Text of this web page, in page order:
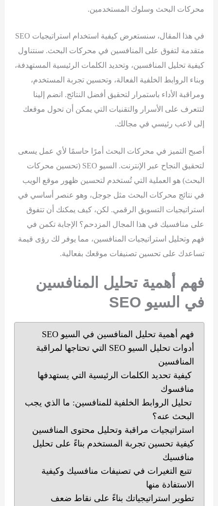
محركات البحث وسلوك المستخدمين.
في هذا المقال، سنستعرض كيفية استخدام استراتيجيات SEO
متقدمة لتفوق على المنافسين في محركات البحث. سنتناول
كيفية تحليل المنافسين، وتحديد الكلمات الرئيسية المستهدفة،
وبناء الروابط الخلفية الفعالة، وتحسين تجربة المستخدم،
ومراقبة الأداء باستمرار لتحقيق أفضل النتائج. انضم إلينا
لتتعرف على الأسرار والتقنيات التي يمكن أن تحول موقعك
إلى لاعب رئيسي في مجالك.
أصبح التميز في محركات البحث أمرًا حاسمًا لأي عمل يسعى
لتحقيق النجاح عبر الإنترنت. السيو SEO (تحسين محركات
البحث) هو العملية التي تُستخدم لتحسين ظهور موقع الويب
في نتائج محركات البحث مثل جوجل، وهو عنصر أساسي في
استراتيجيات التسويق الرقمي. لكن، كيف يمكنك أن تتفوق
على منافسيك في هذا المجال المزدحم؟ الإجابة تكمن في
فهم وتحليل استراتيجيات المنافسين، مما يوفر لك رؤى قيمة
تساعدك على تحسين تصنيفات موقعك بفعالية.
فهم أهمية تحليل المنافسين
في السيو SEO
فهم أهمية تحليل المنافسين في السيو SEO
أدوات تحليل السيو SEO التي تحتاجها لمراقبة
المنافسين
كيفية تحديد الكلمات الرئيسية التي يستهدفها
منافسوك
تحليل الروابط الخلفية للمنافسين: ما الذي يجب
البحث عنه؟
استراتيجيات مراقبة وتحليل محتوى المنافسين
كيفية تحسين تجربة المستخدم بناءً على تحليل
منافسيك
تتبع التغيرات في تصنيفات منافسيك وكيفية
الاستفادة منها
تطوير استراتيجياتك بناءً على نقاط ضعف